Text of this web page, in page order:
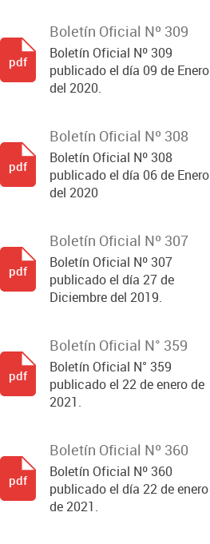
Boletín Oficial Nº 309
Boletín Oficial Nº 309
publicado el día 09 de Enero
del 2020.
pdf
Boletín Oficial Nº 308
Boletín Oficial Nº 308
publicado el día 06 de Enero
del 2020
pdf
Boletín Oficial Nº 307
Boletín Oficial Nº 307
publicado el día 27 de
Diciembre del 2019.
pdf
Boletín Oficial N° 359
Boletín Oficial N° 359
publicado el 22 de enero de
2021.
pdf
Boletín Oficial Nº 360
Boletín Oficial Nº 360
publicado el día 22 de enero
de 2021.
pdf